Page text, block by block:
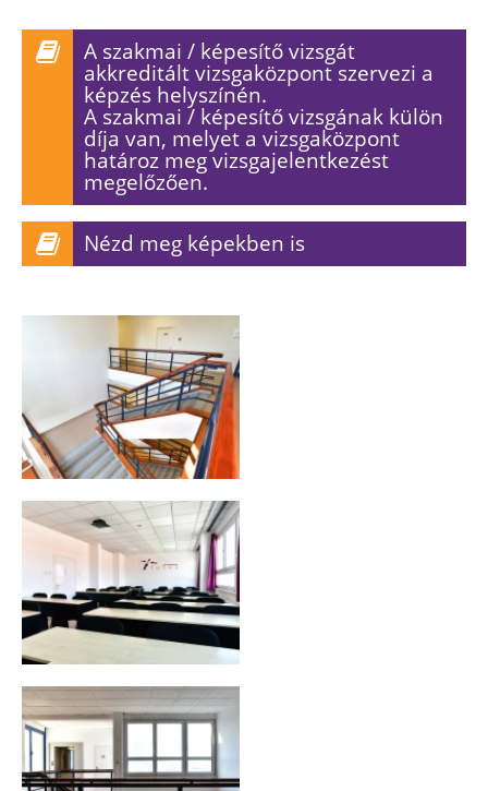
A szakmai / képesítő vizsgát
akkreditált vizsgaközpont szervezi a
képzés helyszínén.
A szakmai / képesítő vizsgának külön
díja van, melyet a vizsgaközpont
határoz meg vizsgajelentkezést
megelőzően.
Nézd meg képekben is